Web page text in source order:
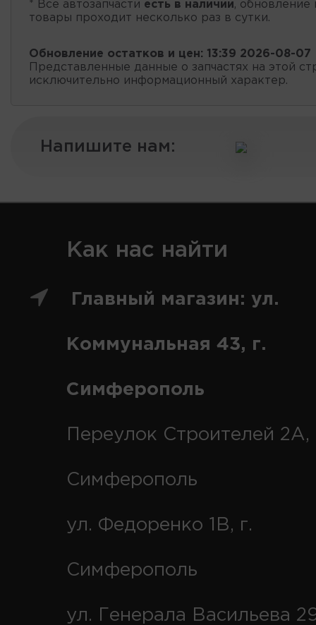
* Все автозапчасти есть в наличии, обновление
товары проходит несколько раз в сутки.
Обновление остатков и цен: 13:39 2026-08-07
Представленные данные о запчастях на этой
исключительно информационный характер.
Напишите нам:
Как нас найти
Главный магазин: ул.
Коммунальная 43, г.
Симферополь
Переулок Строителей 2А,
Симферополь
ул. Федоренко 1В, г.
Симферополь
ул. Генерала Васильева